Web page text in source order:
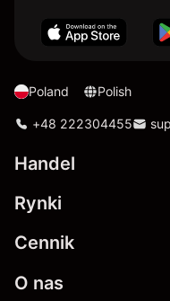
Poland Polish
+48 222304455
Handel
Rynki
Cennik
O nas